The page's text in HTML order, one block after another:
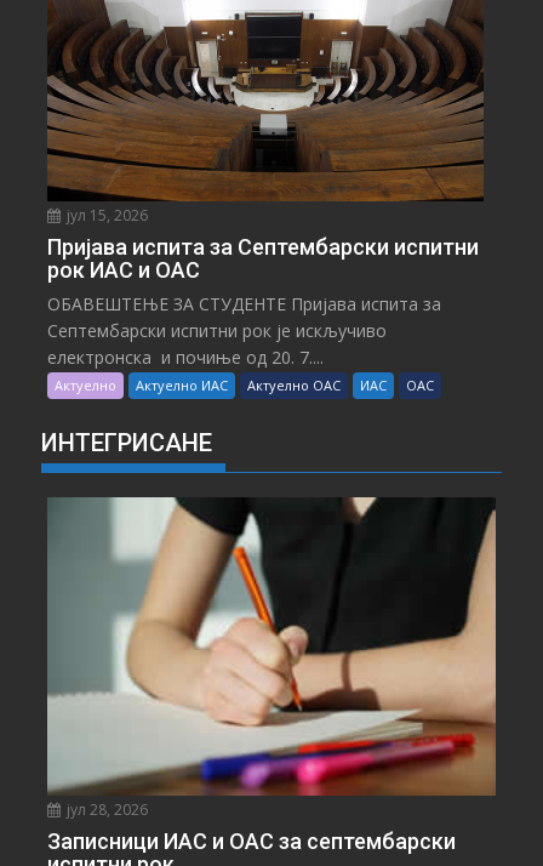
јул 15, 2026
Пријава испита за Септембарски испитни
рок ИАС и ОАС
ОБАВЕШТЕЊЕ ЗА СТУДЕНТЕ Пријава испита за
Септембарски испитни рок је искључиво
електронска и почиње од 20. 7....
Актуелно Актуелно ИАС Актуелно ОАС ИАС ОАС
ИНТЕГРИСАНЕ
јул 28, 2026
Записници ИАС и ОАС за септембарски